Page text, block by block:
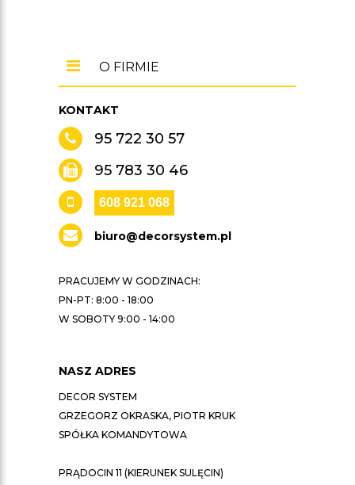
KONTAKT
95 722 30 57
95 783 30 46
608 921 068
biuro@decorsystem.pl
PRACUJEMY W GODZINACH:
PN-PT: 8:00 - 18:00
W SOBOTY 9:00 - 14:00
NASZ ADRES
DECOR SYSTEM
GRZEGORZ OKRASKA, PIOTR KRUK
SPÓŁKA KOMANDYTOWA
PRĄDOCIN 11 (KIERUNEK SULĘCIN)
O FIRMIE